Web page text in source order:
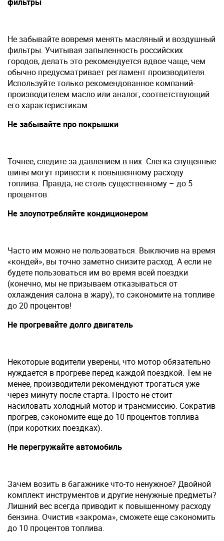
Не забывайте вовремя менять масляный и воздушный
фильтры. Учитывая запыленность российских
городов, делать это рекомендуется вдвое чаще, чем
обычно предусматривает регламент производителя.
Используйте только рекомендованное компаний-
производителем масло или аналог, соответствующий
его характеристикам.
Не забывайте про покрышки
Точнее, следите за давлением в них. Слегка спущенные
шины могут привести к повышенному расходу
топлива. Правда, не столь существенному – до 5
процентов.
Не злоупотребляйте кондиционером
Часто им можно не пользоваться. Выключив на время
«кондей», вы точно заметно снизите расход. А если не
будете пользоваться им во время всей поездки
(конечно, мы не призываем отказываться от
охлаждения салона в жару), то сэкономите на топливе
до 20 процентов!
Не прогревайте долго двигатель
Некоторые водители уверены, что мотор обязательно
нуждается в прогреве перед каждой поездкой. Тем не
менее, производители рекомендуют трогаться уже
через минуту после старта. Просто не стоит
насиловать холодный мотор и трансмиссию. Сократив
прогрев, сэкономите еще до 10 процентов топлива
(при коротких поездках).
Не перегружайте автомобиль
Зачем возить в багажнике что-то ненужное? Двойной
комплект инструментов и другие ненужные предметы?
Лишний вес всегда приводит к повышенному расходу
бензина. Очистив «закрома», сможете еще сэкономить
до 10 процентов топлива.